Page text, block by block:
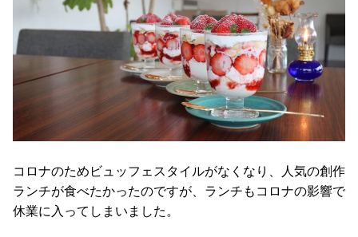
コロナのためビュッフェスタイルがなくなり、人気の創作
ランチが食べたかったのですが、ランチもコロナの影響で
休業に入ってしまいました。